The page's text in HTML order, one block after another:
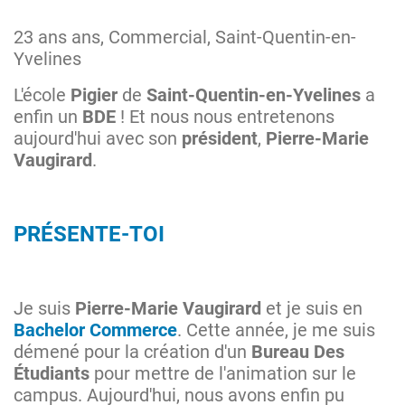
23 ans ans, Commercial, Saint-Quentin-en-
Yvelines
L'école Pigier de Saint-Quentin-en-Yvelines a
enfin un BDE ! Et nous nous entretenons
aujourd'hui avec son président, Pierre-Marie
Vaugirard.
PRÉSENTE-TOI
Je suis Pierre-Marie Vaugirard et je suis en
Bachelor Commerce. Cette année, je me suis
démené pour la création d'un Bureau Des
Étudiants pour mettre de l'animation sur le
campus. Aujourd'hui, nous avons enfin pu